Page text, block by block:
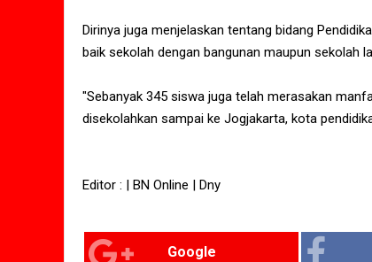
Dirinya juga menjelaskan tentang bidang
baik sekolah dengan bangunan maupun sekolah
"Sebanyak 345 siswa juga telah merasakan
disekolahkan sampai ke Jogjakarta, kota
Editor : | BN Online | Dny
Google